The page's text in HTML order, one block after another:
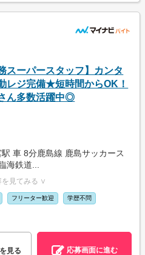
スーパースタッフ】カンタ
レジ完備★短時間からOK！
ん多数活躍中◎
車 8分鹿島線 鹿島サッカース
海鉄道...
を見てみる ∨
フリーター歓迎 学歴不問
見る 応募画面に進む